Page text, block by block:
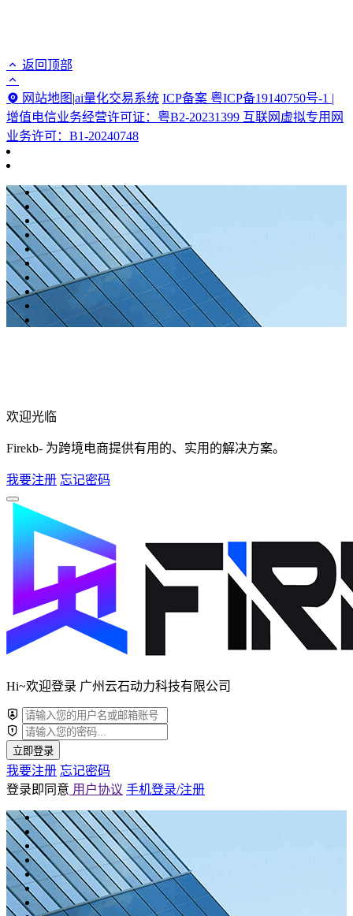
返回顶部
网站地图 |ai量化交易系统 ICP备案 粤ICP备19140750号-1 |
增值电信业务经营许可证：粤B2-20231399 互联网虚拟专用网
业务许可：B1-20240748
欢迎光临
Firekb- 为跨境电商提供有用的、实用的解决方案。
我要注册 忘记密码
Hi~欢迎登录 广州云石动力科技有限公司
立即登录
我要注册 忘记密码
登录即同意 用户协议 手机登录/注册